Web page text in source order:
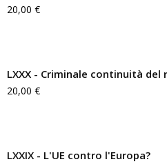
20,00 €
LXXX - Criminale continuità
20,00 €
LXXIX - L'UE contro l'Europa?